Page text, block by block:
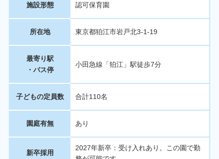
施設形態 認可保育園
所在地 東京都狛江市岩戸北3-1-19
最寄り駅
・バス停
小田急線「狛江」駅徒歩7分
子どもの定員数 合計110名
園庭有無 あり
新卒採用
2027年新卒：受け入れあり。この園で勤